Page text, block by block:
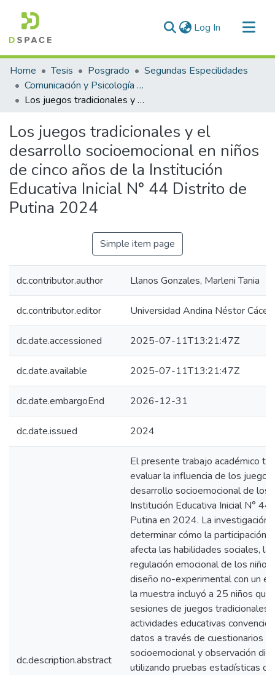
Log In (current)
Communities & Collections
All of DSpace
Statistics
Home Tesis Posgrado
Segundas Especilidades
Comunicación y Psicología Educativa
Los juegos tradicionales y el desarrollo socioemocional en niños de cinco años de la Institución Educativa Inicial N° 44 Distrito de Putina 2024
Los juegos tradicionales y el
desarrollo socioemocional en niños
de cinco años de la Institución
Educativa Inicial N° 44 Distrito de
Putina 2024
Simple item page
dc.contributor.author Llanos Gonzales, Marleni Tania
dc.contributor.editor Universidad Andina Néstor
dc.date.accessioned 2025-07-11T13:21:47Z
dc.date.available 2025-07-11T13:21:47Z
dc.date.embargoEnd 2026-12-31
dc.date.issued 2024
dc.description.abstract
El presente trabajo académico
evaluar la influencia de los
desarrollo socioemocional de los
Institución Educativa Inicial N°
Putina en 2024. La investigación
determinar cómo la participación
afecta las habilidades sociales, la
regulación emocional de los
diseño no-experimental con un
la muestra incluyó a 25 niños que
sesiones de juegos tradicionales
actividades educativas
datos a través de cuestionarios
socioemocional y observación
utilizando pruebas estadísticas